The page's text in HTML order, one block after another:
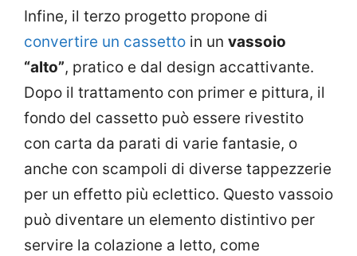
Infine, il terzo progetto propone di
convertire un cassetto in un vassoio
“alto”, pratico e dal design accattivante.
Dopo il trattamento con primer e pittura, il
fondo del cassetto può essere rivestito
con carta da parati di varie fantasie, o
anche con scampoli di diverse tappezzerie
per un effetto più eclettico. Questo vassoio
può diventare un elemento distintivo per
servire la colazione a letto, come